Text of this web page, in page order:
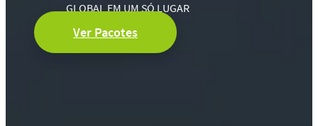
GLOBAL EM UM SÓ LUGAR
Ver Pacotes